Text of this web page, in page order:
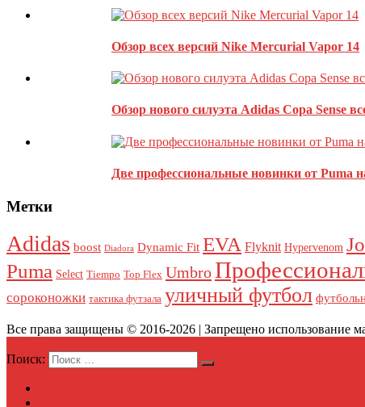
Этот сайт использует Akismet для борьбы со спамом.
Обзор всех версий Nike Mercurial Vapor 14
Обзор нового силуэта Adidas Copa Sense
Две профессиональные новинки от Puma
Метки
Adidas boost Diadora Dynamic Fit EVA Flyknit Hypervenom
Puma Select Tiempo Top Flex Umbro
сороконожки тактика футзала уличный футбол
Все права защищены © 2016-2026 | Запрещено использование
Поиск: